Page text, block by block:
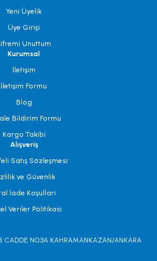
Yeni Üyelik
Üye Girişi
Unuttum
Kurumsal
İletişim
İletişim Formu
Blog
Bildirim Formu
Kargo Takibi
Alışveriş
Satış Sözleşmesi
ve Güvenlik
İade Koşullari
Veriler Politikası
CADDE NO;3A KAHRAMANKAZAN/ANKARA